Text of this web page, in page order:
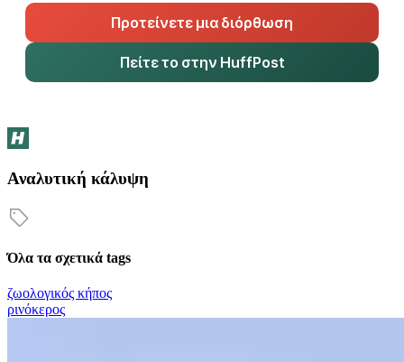
Προτείνετε μια διόρθωση
Πείτε το στην HuffPost
Αναλυτική κάλυψη
Όλα τα σχετικά tags
ζωολογικός κήπος
ρινόκερος